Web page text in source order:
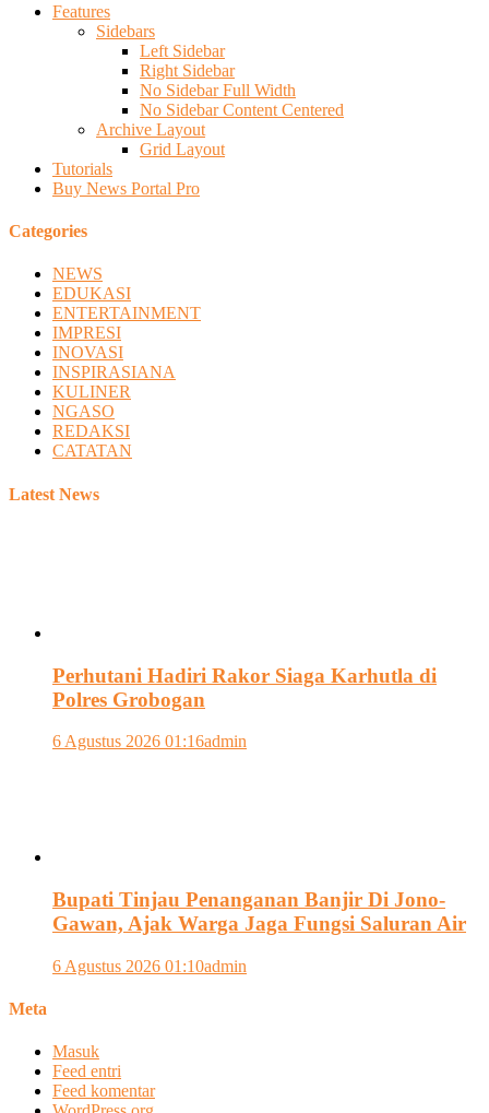
Features
Sidebars
Left Sidebar
Right Sidebar
No Sidebar Full Width
No Sidebar Content Centered
Archive Layout
Grid Layout
Tutorials
Buy News Portal Pro
Categories
NEWS
EDUKASI
ENTERTAINMENT
IMPRESI
INOVASI
INSPIRASIANA
KULINER
NGASO
REDAKSI
CATATAN
Latest News
Perhutani Hadiri Rakor Siaga Karhutla di
Polres Grobogan
6 Agustus 2026 01:16admin
Bupati Tinjau Penanganan Banjir Di Jono-
Gawan, Ajak Warga Jaga Fungsi Saluran Air
6 Agustus 2026 01:10admin
Meta
Masuk
Feed entri
Feed komentar